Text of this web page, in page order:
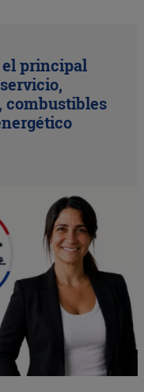
el principal
combustibles